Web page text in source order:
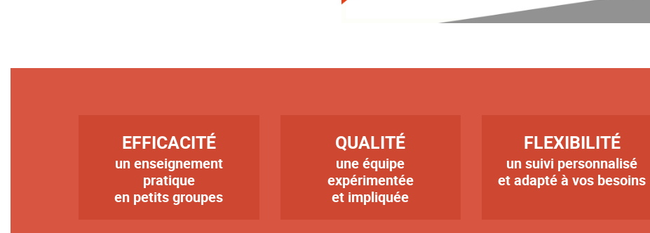
TITREEFFICACITÉ
Texteun enseignement
pratique
en petits groupes
QUALITÉ
une équipe
expérimentée
et impliquée
TITREFLEXIBILITÉ
Texte
un suivi personnalisé
et adapté à vos besoins